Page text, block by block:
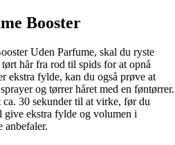
Booster
Uden Parfume, skal du ryste
hår fra rod til spids for at opnå
ekstra fylde, kan du også prøve at
og tørrer håret med en føntørrer.
30 sekunder til at virke, før du
ekstra fylde og volumen i
anbefaler.